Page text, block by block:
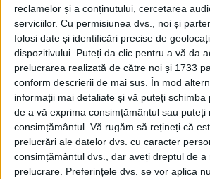
reclamelor și a conținutului, cercetarea
serviciilor. Cu permisiunea dvs., noi și
folosi date și identificări precise de
dispozitivului. Puteți da clic pentru a vă da
prelucrarea realizată de către noi și 1733
conform descrierii de mai sus. În mod
informații mai detaliate și vă puteți
de a vă exprima consimțământul sau puteți
consimțământul. Vă rugăm să rețineți că
prelucrări ale datelor dvs. cu caracter
consimțământul dvs., dar aveți dreptul de
prelucrare. Preferințele dvs. se vor aplica